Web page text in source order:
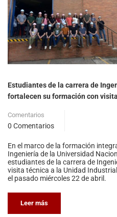
Estudiantes de la carrera de
fortalecen su formación con
Comentarios
0 Comentarios
En el marco de la formación
Ingeniería de la Universidad
estudiantes de la carrera de
visita técnica a la Unidad
el pasado miércoles 22 de abril.
Leer más